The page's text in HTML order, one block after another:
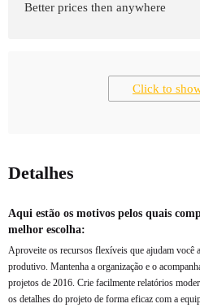
Better prices then anywhere
Click to
Detalhes
Aqui estão os motivos pelos quais
melhor escolha:
Aproveite os recursos flexíveis que ajudam você
produtivo. Mantenha a organização e o
projetos de 2016. Crie facilmente relatórios
os detalhes do projeto de forma eficaz com a